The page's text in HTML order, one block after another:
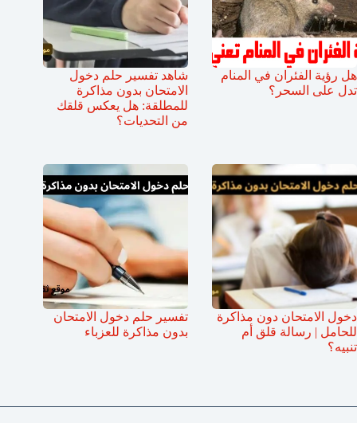
هل رؤية الفئران في المنام
تدل على السحر؟
شاهد تفسير حلم دخول
الامتحان بدون مذاكرة
للمطلقة: هل يعكس قلقك
من التحديات؟
دخول الامتحان دون مذاكرة
للحامل | رسالة قلق أم
تنبيه؟
تفسير حلم دخول الامتحان
بدون مذاكرة للعزباء